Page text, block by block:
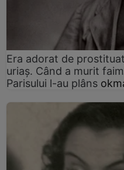
Era adorat de
uriaș. Când a murit
Parisului l-au plâns